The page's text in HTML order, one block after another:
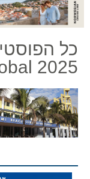
2025